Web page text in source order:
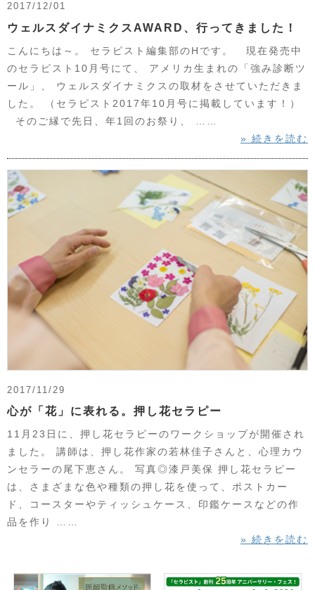
2017/12/01
ウェルスダイナミクスAWARD、行ってきました！
こんにちは～。 セラピスト編集部のHです。 現在発売中
のセラピスト10月号にて、 アメリカ生まれの「強み診断ツ
ール」、 ウェルスダイナミクスの取材をさせていただきま
した。 （セラピスト2017年10月号に掲載しています！）
そのご縁で先日、年1回のお祭り、 ……
» 続きを読む
2017/11/29
心が「花」に表れる。押し花セラピー
11月23日に、押し花セラピーのワークショップが開催され
ました。 講師は、押し花作家の若林佳子さんと、心理カウ
ンセラーの尾下恵さん。 写真◎漆戸美保 押し花セラピー
は、さまざまな色や種類の押し花を使って、ポストカー
ド、コースターやティッシュケース、印鑑ケースなどの作
品を作り ……
» 続きを読む